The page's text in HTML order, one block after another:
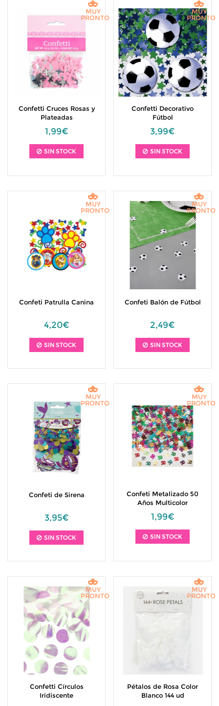
Confetti Cruces Rosas y
Plateadas
1,99€
SIN STOCK
MUY
PRONTO
Confetti Decorativo
Fútbol
3,99€
SIN STOCK
MUY
PRONTO
Confeti Patrulla Canina
4,20€
SIN STOCK
MUY
PRONTO
Confeti Balón de Fútbol
2,49€
SIN STOCK
MUY
PRONTO
Confeti de Sirena
3,95€
SIN STOCK
MUY
PRONTO
Confeti Metalizado 50
Años Multicolor
1,99€
SIN STOCK
MUY
PRONTO
Confetti Círculos
Iridiscente
MUY
PRONTO
Pétalos de Rosa Color
Blanco 144 ud
MUY
PRONTO